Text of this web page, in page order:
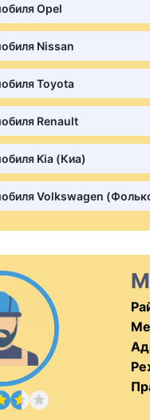
Opel
Nissan
Toyota
Renault
Kia (Киа)
Volkswagen